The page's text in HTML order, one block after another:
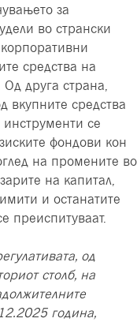
за
во странски
средства на
друга страна,
вкупните средства
се
фондови кон
на промените во
на капитал,
и останатите
преиспитуваат.
од
столб, на
година,